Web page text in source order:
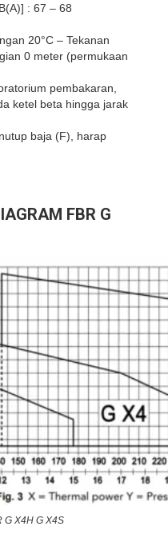
: 67 – 68
20°C – Tekanan
0 meter (permukaan
pembakaran,
ketel beta hingga jarak
baja (F), harap
FBR G
G X4H G X4S